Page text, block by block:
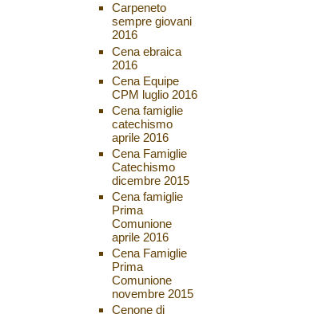
Carpeneto
sempre giovani
2016
Cena ebraica
2016
Cena Equipe
CPM luglio 2016
Cena famiglie
catechismo
aprile 2016
Cena Famiglie
Catechismo
dicembre 2015
Cena famiglie
Prima
Comunione
aprile 2016
Cena Famiglie
Prima
Comunione
novembre 2015
Cenone di